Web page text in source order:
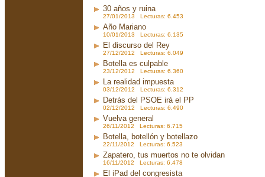
30 años y ruina
27/01/2013 Lecturas: 6.453
Año Mariano
10/01/2013 Lecturas: 6.135
El discurso del Rey
27/12/2012 Lecturas: 6.049
Botella es culpable
23/12/2012 Lecturas: 6.360
La realidad impuesta
03/12/2012 Lecturas: 6.312
Detrás del PSOE irá el PP
02/12/2012 Lecturas: 6.490
Vuelva general
26/11/2012 Lecturas: 6.715
Botella, botellón y botellazo
22/11/2012 Lecturas: 6.523
Zapatero, tus muertos no te olvidan
16/11/2012 Lecturas: 6.478
El iPad del congresista